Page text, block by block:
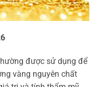
được sử dụng để
vàng nguyên chất